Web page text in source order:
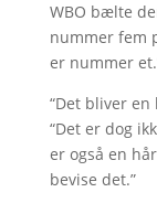
WBO bælte
nummer fem
er nummer
“Det bliver en
“Det er dog
er også en
bevise det.”